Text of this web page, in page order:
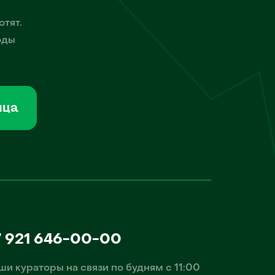
921 646-00-00
кураторы на связи по будням с 11:00